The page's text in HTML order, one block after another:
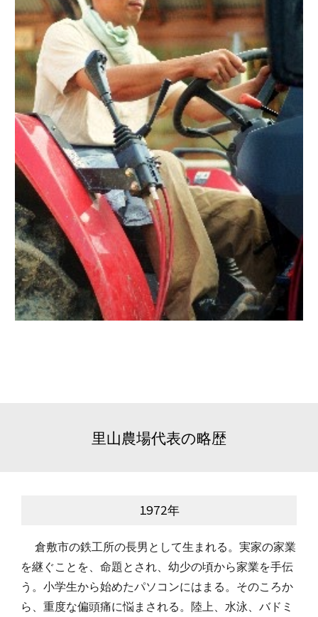
里山農場代表の略歴
1972年
倉敷市の鉄工所の長男として生まれる。実家の家業
を継ぐことを、命題とされ、幼少の頃から家業を手伝
う。小学生から始めたパソコンにはまる。そのころか
ら、重度な偏頭痛に悩まされる。陸上、水泳、バドミ